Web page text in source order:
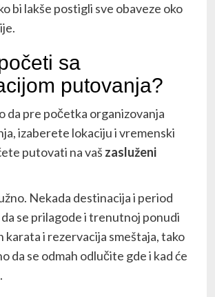
bi lakše postigli sve obaveze oko
sa
putovanja?
da pre početka organizovanja
izaberete lokaciju i vremenski
putovati na vaš zasluženi
Nekada destinacija i period
se prilagode i trenutnoj ponudi
karata i rezervacija smeštaja, tako
da se odmah odlučite gde i kad će